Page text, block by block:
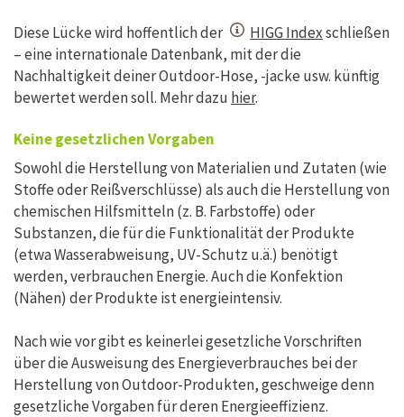
Diese Lücke wird hoffentlich der HIGG Indexschließen
– eine internationale Datenbank, mit der die
Nachhaltigkeit deiner Outdoor-Hose, -jacke usw. künftig
bewertet werden soll. Mehr dazu hier.
Keine gesetzlichen Vorgaben
Sowohl die Herstellung von Materialien und Zutaten (wie
Stoffe oder Reißverschlüsse) als auch die Herstellung von
chemischen Hilfsmitteln (z. B. Farbstoffe) oder
Substanzen, die für die Funktionalität der Produkte
(etwa Wasserabweisung, UV-Schutz u.ä.) benötigt
werden, verbrauchen Energie. Auch die Konfektion
(Nähen) der Produkte ist energieintensiv.
Nach wie vor gibt es keinerlei gesetzliche Vorschriften
über die Ausweisung des Energieverbrauches bei der
Herstellung von Outdoor-Produkten, geschweige denn
gesetzliche Vorgaben für deren Energieeffizienz.